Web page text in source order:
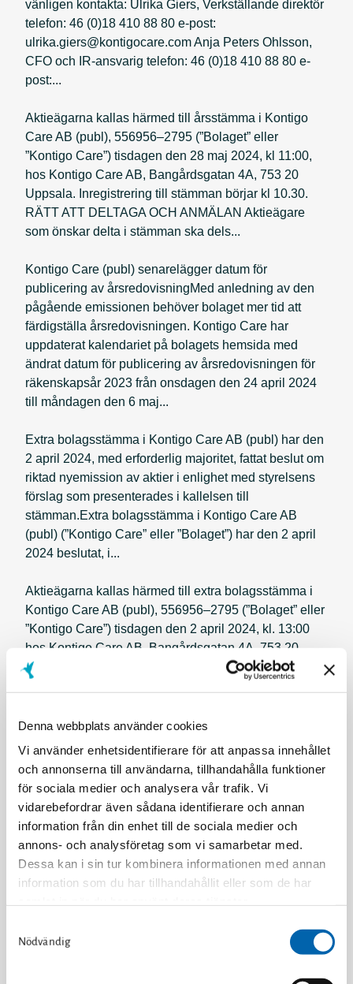
Denna webbplats använder cookies
Vi använder enhetsidentifierare för att anpassa innehållet
och annonserna till användarna, tillhandahålla funktioner
för sociala medier och analysera vår trafik. Vi
vidarebefordrar även sådana identifierare och annan
information från din enhet till de sociala medier och
annons- och analysföretag som vi samarbetar med.
Dessa kan i sin tur kombinera informationen med annan
information som du har tillhandahållit eller som de har
» Läs om Cookies på vår hemsida.
Nödvändig
vänligen kontakta: Ulrika Giers, Verkställande direktör
telefon: 46 (0)18 410 88 80 e-post:
ulrika.giers@kontigocare.com Anja Peters Ohlsson,
CFO och IR-ansvarig telefon: 46 (0)18 410 88 80 e-
post:...
Aktieägarna kallas härmed till årsstämma i Kontigo
Care AB (publ), 556956–2795 (”Bolaget” eller
”Kontigo Care”) tisdagen den 28 maj 2024, kl 11:00,
hos Kontigo Care AB, Bangårdsgatan 4A, 753 20
Uppsala. Inregistrering till stämman börjar kl 10.30.
RÄTT ATT DELTAGA OCH ANMÄLAN Aktieägare
som önskar delta i stämman ska dels...
Kontigo Care (publ) senarelägger datum för
publicering av årsredovisningMed anledning av den
pågående emissionen behöver bolaget mer tid att
färdigställa årsredovisningen. Kontigo Care har
uppdaterat kalendariet på bolagets hemsida med
ändrat datum för publicering av årsredovisningen för
räkenskapsår 2023 från onsdagen den 24 april 2024
till måndagen den 6 maj...
Extra bolagsstämma i Kontigo Care AB (publ) har den
2 april 2024, med erforderlig majoritet, fattat beslut om
riktad nyemission av aktier i enlighet med styrelsens
förslag som presenterades i kallelsen till
stämman.Extra bolagsstämma i Kontigo Care AB
(publ) (”Kontigo Care” eller ”Bolaget”) har den 2 april
2024 beslutat, i...
Aktieägarna kallas härmed till extra bolagsstämma i
Kontigo Care AB (publ), 556956–2795 (”Bolaget” eller
”Kontigo Care”) tisdagen den 2 april 2024, kl. 13:00
hos Kontigo Care AB, Bangårdsgatan 4A, 753 20
Uppsala. Inregistrering till stämman börjar kl.
"Bolaget") meddelar i dag att Bolagets styrelse
föreslår att en extra bolagsstämma beslutar om en
riktad kontant nyemission om högst 4 565 217 aktier
till Bolagets största aktieägare till en teckningskurs om
Genom den Riktade Emissionen...
OCH INVESTERAR STORT I UTVECKLINGEN AV
VÅR DROGAPPLIKATION OCH MDR-